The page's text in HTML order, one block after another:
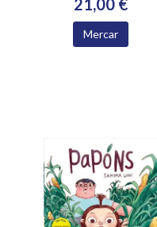
21,00 €
Mercar